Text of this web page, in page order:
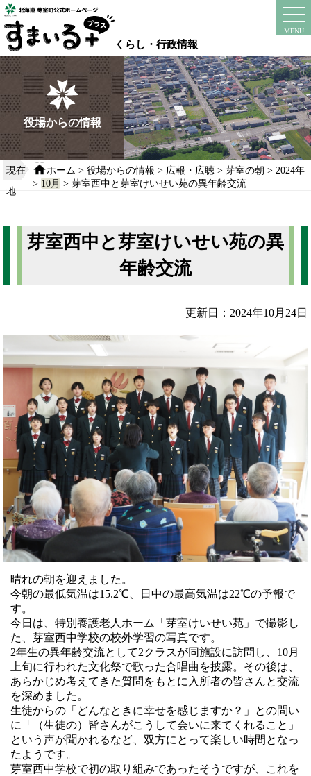
本
文
へ
移
動
る
くらし・行政情報
MENU
instagram
役場からの情報
現在
地
ホーム > 役場からの情報 > 広報・広聴> 芽室の朝 > 2024年
> 10月 > 芽室西中と芽室けいせい苑の異年齢交流
芽室西中と芽室けいせい苑の異
年齢交流
更新日：2024年10月24日
晴れの朝を迎えました。
今朝の最低気温は15.2℃、日中の最高気温は22℃の予報で
す。
今日は、特別養護老人ホーム「芽室けいせい苑」で撮影し
た、芽室西中学校の校外学習の写真です。
2年生の異年齢交流として2クラスが同施設に訪問し、10月
上旬に行われた文化祭で歌った合唱曲を披露。その後は、
あらかじめ考えてきた質問をもとに入所者の皆さんと交流
を深めました。
生徒からの「どんなときに幸せを感じますか？」との問い
に「（生徒の）皆さんがこうして会いに来てくれること」
という声が聞かれるなど、双方にとって楽しい時間となっ
たようです。
芽室西中学校で初の取り組みであったそうですが、これを